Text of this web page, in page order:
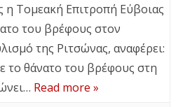
η Τομεακή Επιτροπή Εύβοιας
του βρέφους στον
της Ριτσώνας, αναφέρει:
το θάνατο του βρέφους στη
Read more »